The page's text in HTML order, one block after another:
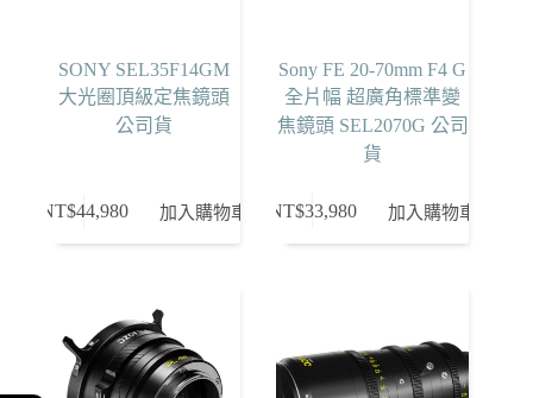
SONY SEL35F14GM
大光圈頂級定焦鏡頭
公司貨
NT$44,980 加入購物車
Sony FE 20-70mm F4 G
全片幅 超廣角標準變
焦鏡頭 SEL2070G 公司
貨
NT$33,980 加入購物車